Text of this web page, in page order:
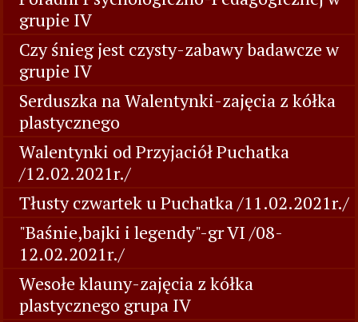
grupie IV
Czy śnieg jest czysty-zabawy badawcze w
grupie IV
Serduszka na Walentynki-zajęcia z kółka
plastycznego
Walentynki od Przyjaciół Puchatka
/12.02.2021r./
Tłusty czwartek u Puchatka /11.02.2021r./
"Baśnie,bajki i legendy"-gr VI /08-
12.02.2021r./
Wesołe klauny-zajęcia z kółka
plastycznego grupa IV